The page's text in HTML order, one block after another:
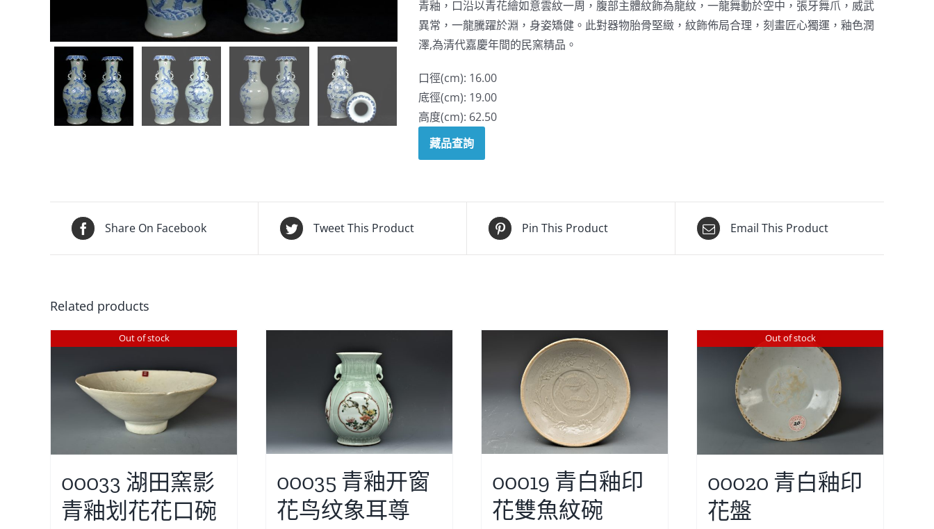
青釉，口沿以青花繪如意雲紋一周，腹部主體紋飾為龍紋，一龍舞動於空中，張牙舞爪，威武
異常，一龍騰躍於淵，身姿矯健。此對器物胎骨堅緻，紋飾佈局合理，刻畫匠心獨運，釉色潤
澤,為清代嘉慶年間的民窯精品。
口徑(cm): 16.00
底徑(cm): 19.00
高度(cm): 62.50
藏品查詢
Share On Facebook Tweet This Product Pin This Product Email This Product
Related products
Out of stock
00033 湖田窯影
青釉划花花口碗
00035 青釉开窗
花鸟纹象耳尊
00019 青白釉印
花雙魚紋碗
Out of stock
00020 青白釉印
花盤